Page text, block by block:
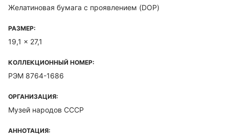
Желатиновая бумага с проявлением (DOP)
РАЗМЕР:
19,1 x 27,1
КОЛЛЕКЦИОННЫЙ НОМЕР:
РЭМ 8764-1686
ОРГАНИЗАЦИЯ:
Музей народов СССР
АННОТАЦИЯ: